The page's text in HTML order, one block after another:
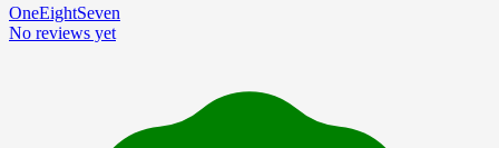
OneEightSeven
No reviews yet